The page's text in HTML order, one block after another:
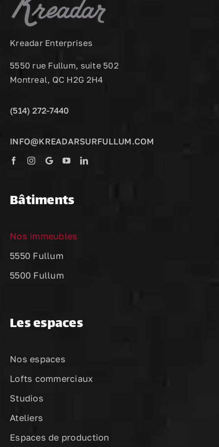
Kreadar Enterprises
5550 rue Fullum, suite 502
Montreal, QC H2G 2H4
(514) 272-7440
INFO@KREADARSURFULLUM.COM
Bâtiments
Nos immeubles
5550 Fullum
5500 Fullum
Les espaces
Nos espaces
Lofts commerciaux
Studios
Ateliers
Espaces de production